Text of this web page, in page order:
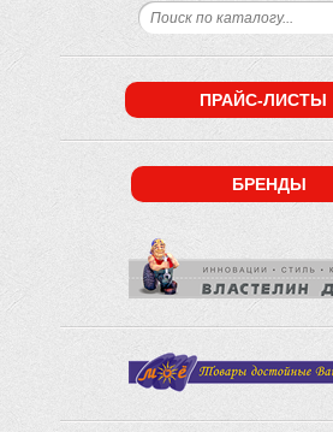
ПРАЙС-ЛИСТЫ
БРЕНДЫ